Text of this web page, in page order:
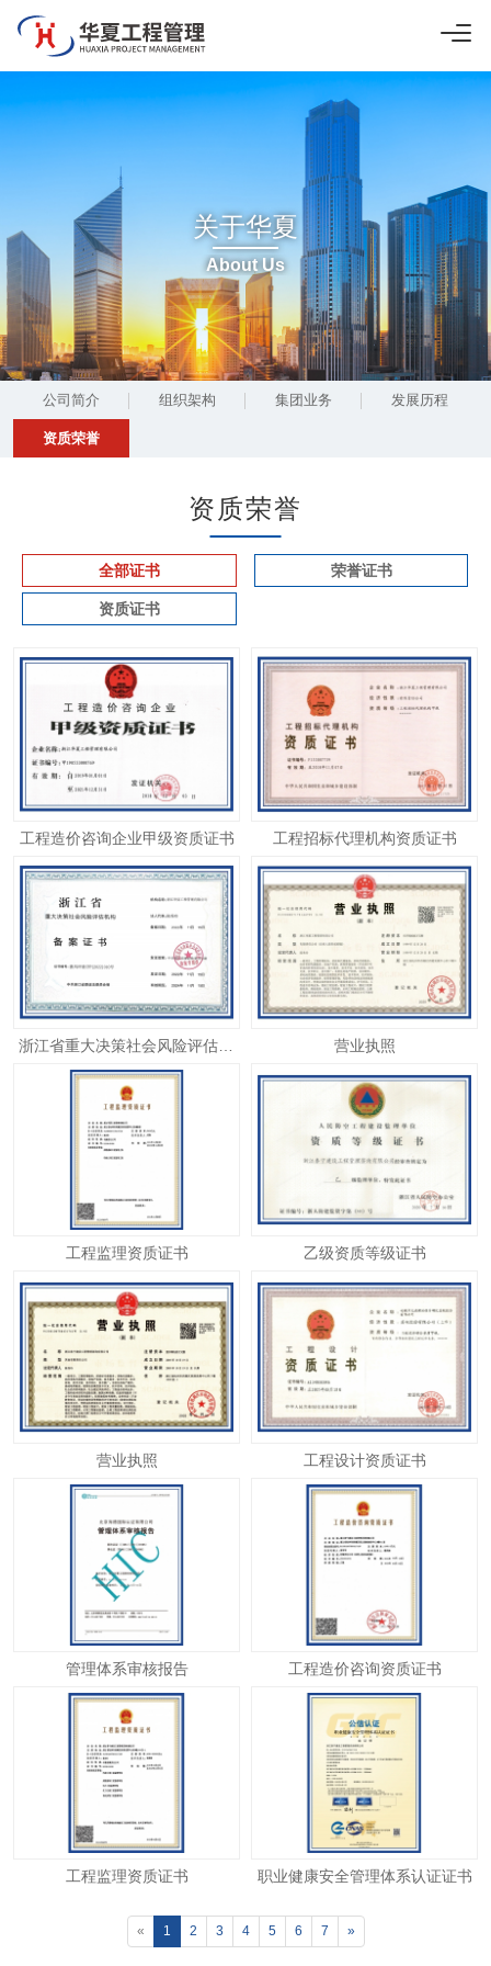
关于华夏
About Us
公司简介 组织架构 集团业务 发展历程
资质荣誉
资质荣誉
全部证书 荣誉证书
资质证书
工程造价咨询企业甲级资质证书 工程招标代理机构资质证书
营业执照
工程监理资质证书 乙级资质等级证书
营业执照 工程设计资质证书
管理体系审核报告 工程造价咨询资质证书
工程监理资质证书 职业健康安全管理体系认证证书
« 1 2 3 4 5 6 7 »